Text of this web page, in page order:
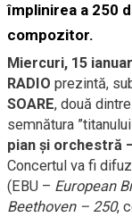
împlinirea a 250
compozitor.
Miercuri, 15
RADIO prezintă,
SOARE, două
semnătura
pian şi orchestră
Concertul va fi
(EBU – European
Beethoven – 250,